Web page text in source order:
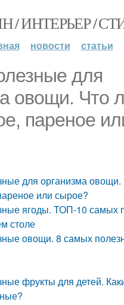
/ ИНТЕРЬЕР /
новости статьи
для
овощи. Что
пареное
для организма овощи.
или сырое?
ягоды. ТОП-10 самых
столе
овощи. 8 самых
фрукты для детей.